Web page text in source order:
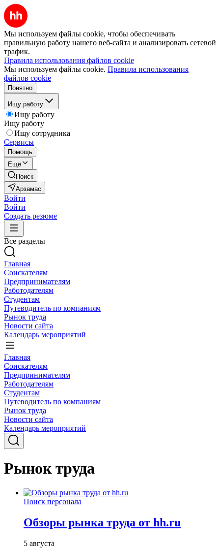
Мы используем файлы cookie, чтобы обеспечивать
правильную работу нашего веб-сайта и анализировать сетевой
трафик.
Правила использования файлов cookie
Мы используем файлы cookie. Правила использования
файлов cookie
Понятно
Ищу работу
Ищу работу
Ищу работу
Ищу сотрудника
Сервисы
Помощь
Ещё
Поиск
Арзамас
Войти
Войти
Создать резюме
Все разделы
Главная
Соискателям
Предпринимателям
Работодателям
Студентам
Путеводитель по компаниям
Рынок труда
Новости сайта
Календарь мероприятий
Главная
Соискателям
Предпринимателям
Работодателям
Студентам
Путеводитель по компаниям
Рынок труда
Новости сайта
Календарь мероприятий
Рынок труда
Поиск персонала
Обзоры рынка труда от hh.ru
5 августа